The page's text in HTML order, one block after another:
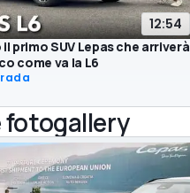
12:54
primo SUV Lepas che arriverà
come va la L6
fotogallery